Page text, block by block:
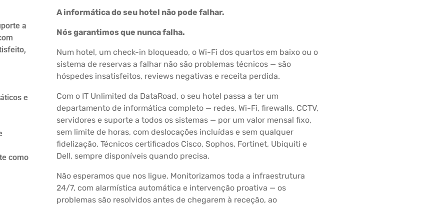
a
e
como
A informática do seu hotel não pode falhar.
Nós garantimos que nunca falha.
Num hotel, um check-in bloqueado, o Wi-Fi dos quartos em baixo ou o
sistema de reservas a falhar não são problemas técnicos — são
hóspedes insatisfeitos, reviews negativas e receita perdida.
Com o IT Unlimited da DataRoad, o seu hotel passa a ter um
departamento de informática completo — redes, Wi-Fi, firewalls, CCTV,
servidores e suporte a todos os sistemas — por um valor mensal fixo,
sem limite de horas, com deslocações incluídas e sem qualquer
fidelização. Técnicos certificados Cisco, Sophos, Fortinet, Ubiquiti e
Dell, sempre disponíveis quando precisa.
Não esperamos que nos ligue. Monitorizamos toda a infraestrutura
24/7, com alarmística automática e intervenção proativa — os
problemas são resolvidos antes de chegarem à receção, ao